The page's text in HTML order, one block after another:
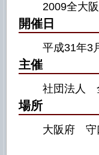
2009全大
開催日
平成31年3
主催
社団法人
場所
大阪府 守